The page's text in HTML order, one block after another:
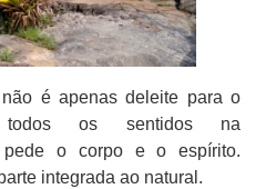
é apenas deleite para o
os sentidos na
pede o corpo e o espírito.
integrada ao natural.